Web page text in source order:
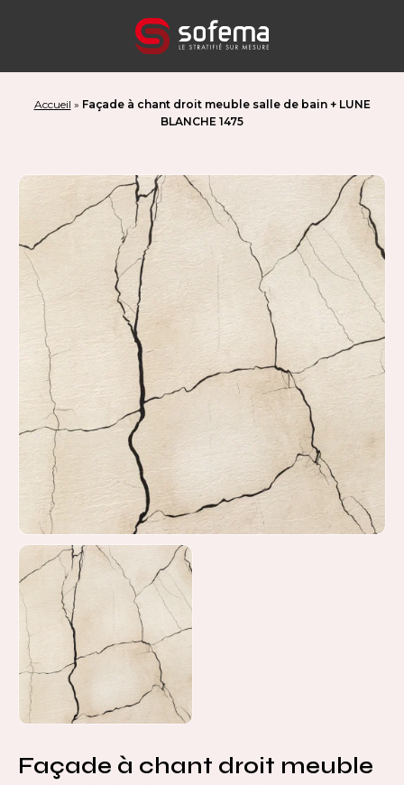
Accueil » Façade à chant droit meuble salle de bain + LUNE
BLANCHE 1475
Façade à chant droit meuble